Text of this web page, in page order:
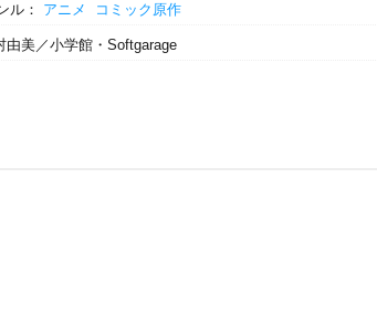
ル： アニメ コミック原作
由美／小学館・Softgarage